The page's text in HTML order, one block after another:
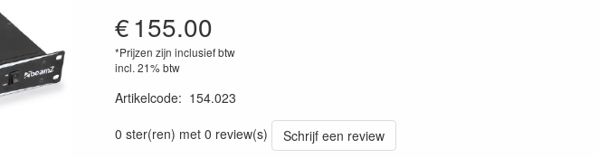
€155.00
*Prijzen zijn inclusief btw
incl. 21% btw
Artikelcode: 154.023
0 ster(ren) met 0 review(s)
Schrijf een review